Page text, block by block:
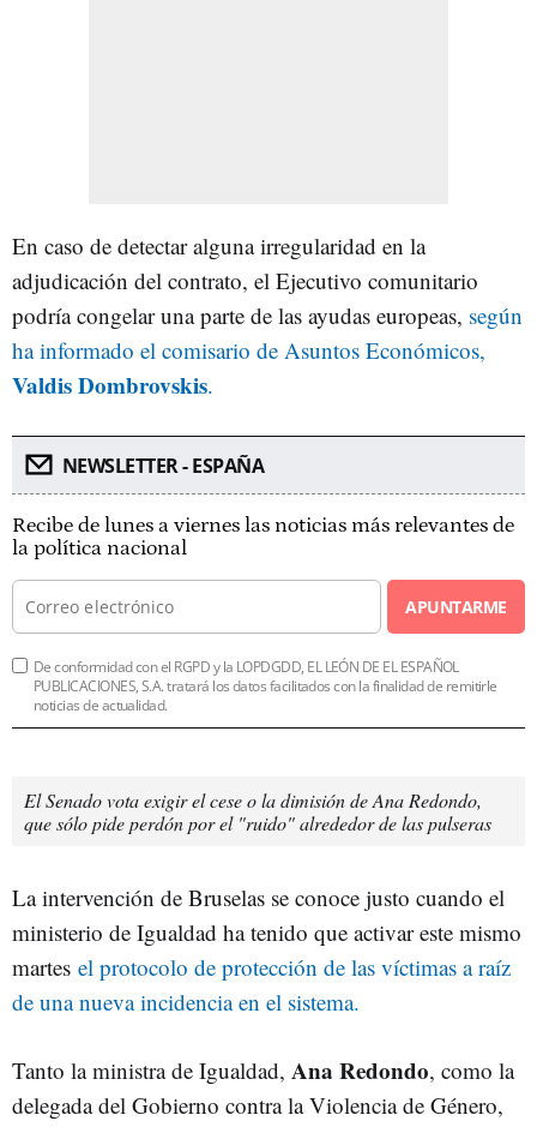
En caso de detectar alguna irregularidad en la
adjudicación del contrato, el Ejecutivo comunitario
podría congelar una parte de las ayudas europeas, según
ha informado el comisario de Asuntos Económicos,
Valdis Dombrovskis.
NEWSLETTER - ESPAÑA
Recibe de lunes a viernes las noticias más relevantes de
la política nacional
APUNTARME
De conformidad con el RGPD y la LOPDGDD, EL LEÓN DE EL ESPAÑOL
PUBLICACIONES, S.A. tratará los datos facilitados con la finalidad de remitirle
noticias de actualidad.
El Senado vota exigir el cese o la dimisión de Ana Redondo,
que sólo pide perdón por el "ruido" alrededor de las pulseras
La intervención de Bruselas se conoce justo cuando el
ministerio de Igualdad ha tenido que activar este mismo
martes el protocolo de protección de las víctimas a raíz
de una nueva incidencia en el sistema.
Tanto la ministra de Igualdad, Ana Redondo, como la
delegada del Gobierno contra la Violencia de Género,